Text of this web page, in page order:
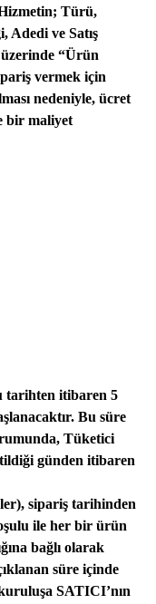
Türü,
Adedi ve Satış
“Ürün
vermek için
nedeniyle, ücret
bir maliyet
tarihten itibaren 5
Bu süre
Tüketici
günden itibaren
sipariş tarihinden
ile her bir ürün
bağlı olarak
süre içinde
SATICI’nın